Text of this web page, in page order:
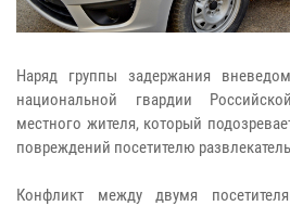
Наряд группы задержания
национальной гвардии
местного жителя, который
повреждений посетителю
Конфликт между двумя